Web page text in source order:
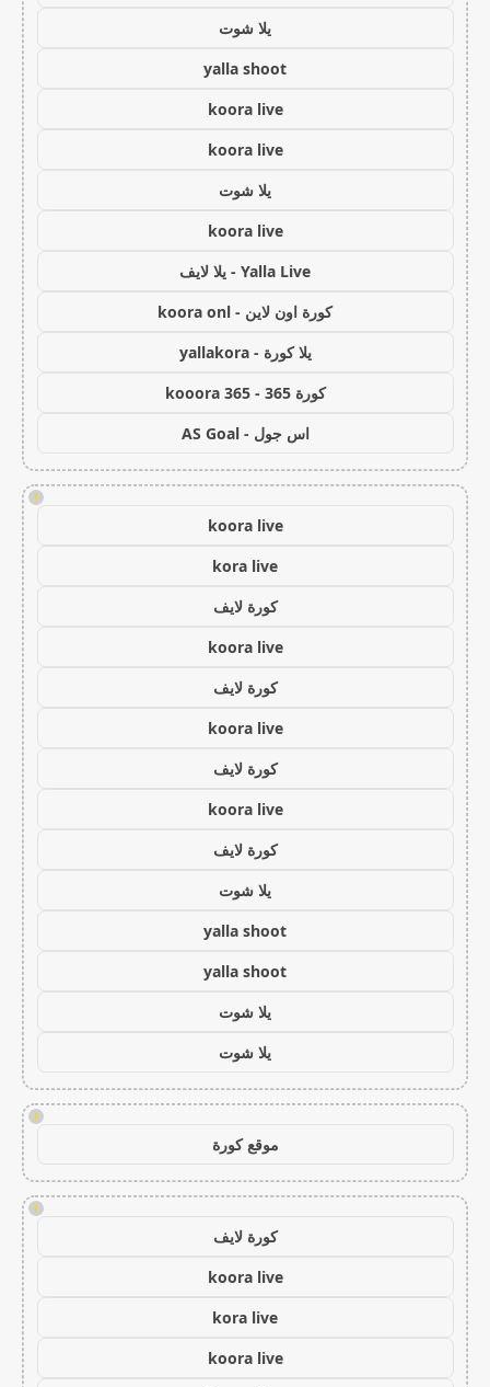
يلا شوت
yalla shoot
koora live
koora live
يلا شوت
koora live
Yalla Live - يلا لايف
كورة اون لاين - koora onl
يلا كورة - yallakora
كورة 365 - kooora 365
اس جول - AS Goal
!
koora live
kora live
كورة لايف
koora live
كورة لايف
koora live
كورة لايف
koora live
كورة لايف
يلا شوت
yalla shoot
yalla shoot
يلا شوت
يلا شوت
!
موقع كورة
!
كورة لايف
koora live
kora live
koora live